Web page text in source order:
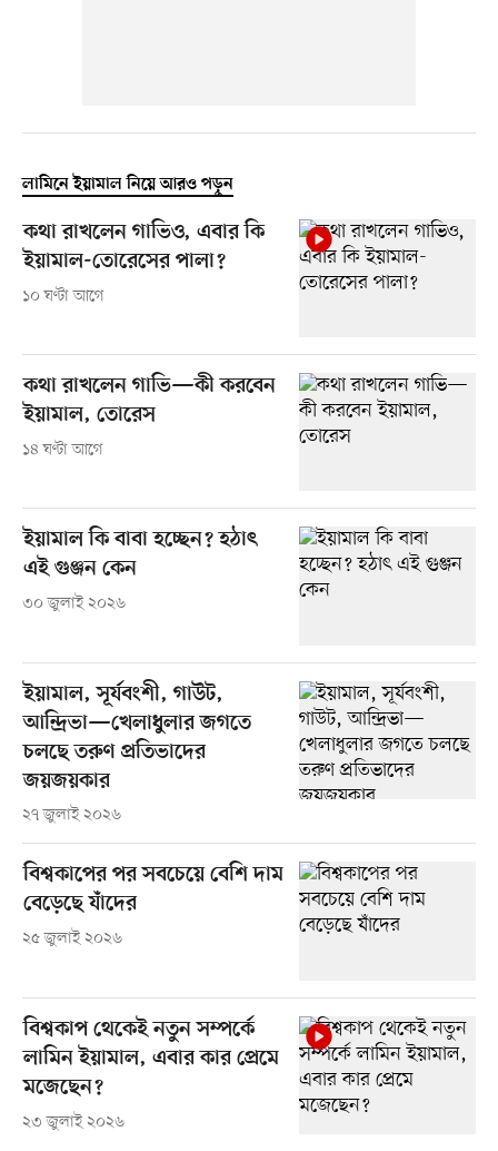
লামিনে ইয়ামাল নিয়ে আরও পড়ুন
কথা রাখলেন গাভিও, এবার কি
ইয়ামাল-তোরেসের পালা?
১০ ঘণ্টা আগে
কথা রাখলেন গাভি—কী করবেন
ইয়ামাল, তোরেস
১৪ ঘণ্টা আগে
ইয়ামাল কি বাবা হচ্ছেন? হঠাৎ
এই গুঞ্জন কেন
৩০ জুলাই ২০২৬
ইয়ামাল, সূর্যবংশী, গাউট,
আন্দ্রিভা—খেলাধুলার জগতে
চলছে তরুণ প্রতিভাদের
জয়জয়কার
২৭ জুলাই ২০২৬
বিশ্বকাপের পর সবচেয়ে বেশি দাম
বেড়েছে যাঁদের
২৫ জুলাই ২০২৬
বিশ্বকাপ থেকেই নতুন সম্পর্কে
লামিন ইয়ামাল, এবার কার প্রেমে
মজেছেন?
২৩ জুলাই ২০২৬